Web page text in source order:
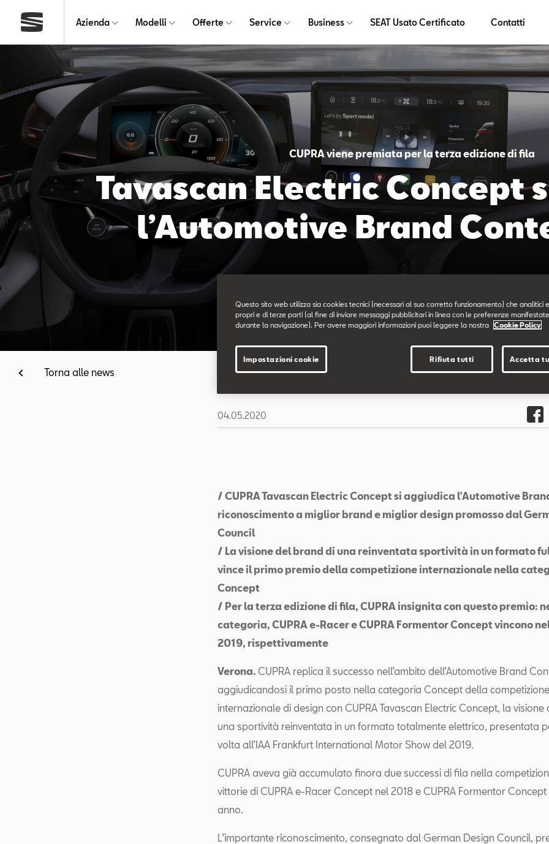
Azienda Modelli Offerte Service Business SEAT Usato Certificato Contatti
CUPRA viene premiata per la terza edizione di fila
Tavascan Electric Concept
l’Automotive Brand
Torna alle news
04.05.2020
/ CUPRA Tavascan Electric Concept si aggiudica l’Automotive
riconoscimento a miglior brand e miglior design promosso dal
Council
/ La visione del brand di una reinventata sportività in un formato
vince il primo premio della competizione internazionale nella
Concept
/ Per la terza edizione di fila, CUPRA insignita con questo premio:
categoria, CUPRA e-Racer e CUPRA Formentor Concept vincono
2019, rispettivamente
Verona. CUPRA replica il successo nell’ambito dell’Automotive Brand
aggiudicandosi il primo posto nella categoria Concept della competizione
internazionale di design con CUPRA Tavascan Electric Concept, la
una sportività reinventata in un formato totalmente elettrico, presentata
volta all’IAA Frankfurt International Motor Show del 2019.
CUPRA aveva già accumulato finora due successi di fila nella
vittorie di CUPRA e-Racer Concept nel 2018 e CUPRA Formentor
anno.
L’importante riconoscimento, consegnato dal German Design Council,
Questo sito web utilizza sia cookies tecnici (necessari al suo corretto funzionamento) che analitici
propri e di terze parti (al fine di inviare messaggi pubblicitari in linea con le preferenze
durante la navigazione). Per avere maggiori informazioni puoi leggere la nostra
Cookie Policy
Rifiuta tutti Accetta
Impostazioni cookie